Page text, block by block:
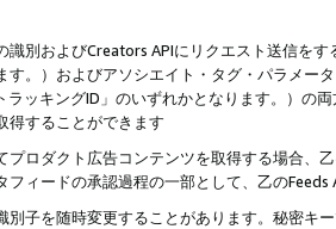
識別およびCreators APIにリクエスト送信を
す。）およびアソシエイト・タグ・パラメー
ラッキングID」のいずれかとなります。）の
得することができます
プロダクト広告コンテンツを取得する場合、
フィードの承認過程の一部として、乙の
別子を随時変更することがあります。秘密キ